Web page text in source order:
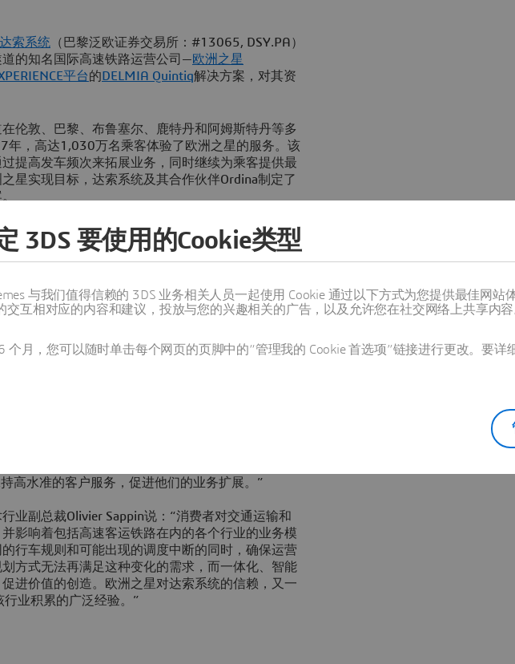
达索系统 （巴黎泛欧证券交易所：#13065, DSY.PA）
的知名国际高速铁路运营公司—欧洲之星
平台的 DELMIA Quintiq解决方案，对其资
伦敦、巴黎、布鲁塞尔、鹿特丹和阿姆斯特丹等多
年，高达1,030万名乘客体验了欧洲之星的服务。该
提高发车频次来拓展业务，同时继续为乘客提供最
星实现目标，达索系统及其合作伙伴Ordina制定了
Philippe Dabancourt表示：“我们需要一套跨越所有
规体系进行配置的解决方案。此外，它必须便于我
和维护保养制定计划，因此，能够支持多种语言和
洲之星现有的系统集成，有助于欧洲之星对遍布欧
和控制室员工的人员计划进行优化，同时简化列车
合各个时区复杂的规则和法规要求。这样既可以节
和行政工作上所花的时间，又能确保欧洲之星长期
生产率。该解决方案将在云端托管，并辅以便捷易
星员工之间顺畅一致的沟通。
表示：“我们非常荣幸成为DELMIA Quintiq解
之星复杂的人员和维护的规划难题。基于丰富的行
的具体要求来配置解决方案，并完全集成到他们现
高水准的客户服务，促进他们的业务扩展。”
业副总裁Olivier Sappin说：“消费者对交通运输和
影响着包括高速客运铁路在内的各个行业的业务模
行车规则和可能出现的调度中断的同时，确保运营
方式无法再满足这种变化的需求，而一体化、智能
进价值的创造。欧洲之星对达索系统的信赖，又一
业积累的广泛经验。”
3DS 要使用的Cookie类型
与我们值得信赖的 3DS 业务相关人员一起使用 Cookie 通过以下方式为您提供最佳网
交互相对应的内容和建议，投放与您的兴趣相关的广告，以及允许您在社交网络上共享内容
个月，您可以随时单击每个网页的页脚中的“管理我的 Cookie 首选项”链接进行更改。要详